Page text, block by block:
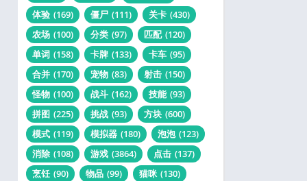
体验 (169) 僵尸 (111) 关卡 (430)
农场 (100) 分类 (97) 匹配 (120)
单词 (158) 卡牌 (133) 卡车 (95)
合并 (170) 宠物 (83) 射击 (150)
怪物 (100) 战斗 (162) 技能 (93)
拼图 (225) 挑战 (93) 方块 (600)
模式 (119) 模拟器 (180) 泡泡 (123)
消除 (108) 游戏 (3864) 点击 (137)
烹饪 (90) 物品 (99) 猫咪 (130)